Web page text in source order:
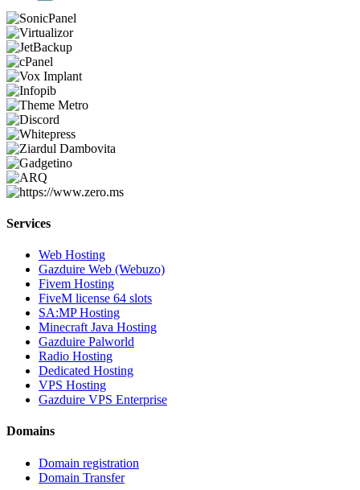
Services
Web Hosting
Gazduire Web (Webuzo)
Fivem Hosting
FiveM license 64 slots
SA:MP Hosting
Minecraft Java Hosting
Gazduire Palworld
Radio Hosting
Dedicated Hosting
VPS Hosting
Gazduire VPS Enterprise
Domains
Domain registration
Domain Transfer